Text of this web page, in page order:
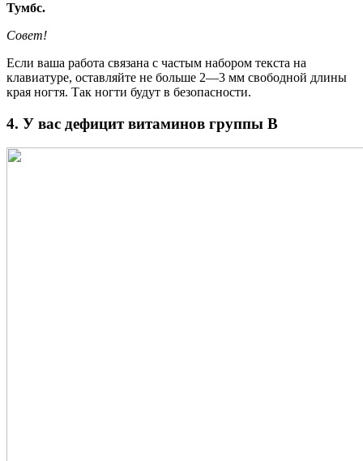
Тумбс.
Совет!
Если ваша работа связана с частым набором текста на
клавиатуре, оставляйте не больше 2—3 мм свободной длины
края ногтя. Так ногти будут в безопасности.
4. У вас дефицит витаминов группы В